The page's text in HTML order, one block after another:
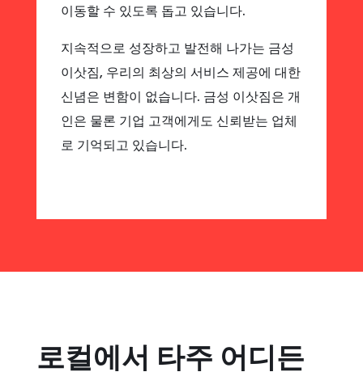
이동할 수 있도록 돕고 있습니다.
지속적으로 성장하고 발전해 나가는 금성
이삿짐, 우리의 최상의 서비스 제공에 대한
신념은 변함이 없습니다. 금성 이삿짐은 개
인은 물론 기업 고객에게도 신뢰받는 업체
로 기억되고 있습니다.
로컬에서 타주 어디든